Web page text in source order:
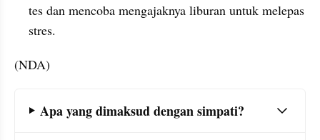
tes dan mencoba mengajaknya liburan untuk melepas
stres.
(NDA)
Apa yang dimaksud dengan simpati?